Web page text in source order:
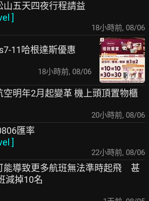
山五天四夜行程請益
]
18小時前, 08/06
11哈根達斯優惠
18小時前, 08/06
空明年2月起變革 機上頭頂置物櫃
20小時前, 08/06
匯率
]
22小時前, 08/06
能導致更多航班無法準時起飛 甚
減掉10名